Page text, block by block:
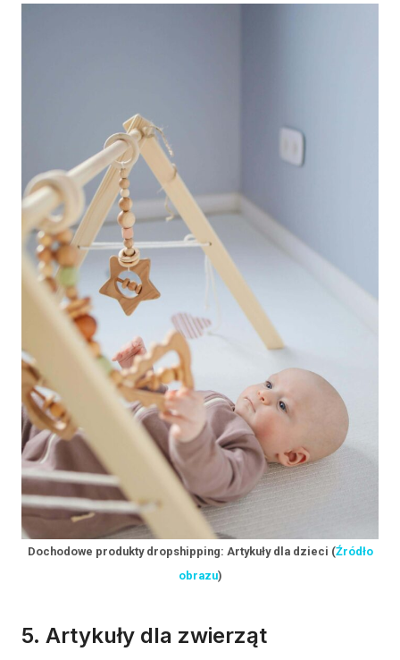
Dochodowe produkty dropshipping: Artykuły dla dzieci (Źródło
obrazu)
5. Artykuły dla zwierząt